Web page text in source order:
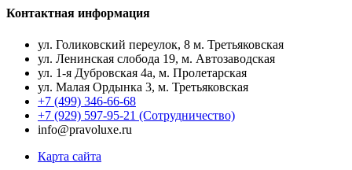
Контактная информация
ул. Голиковский переулок, 8 м. Третьяковская
ул. Ленинская слобода 19, м. Автозаводская
ул. 1-я Дубровская 4а, м. Пролетарская
ул. Малая Ордынка 3, м. Третьяковская
+7 (499) 346-66-68
+7 (929) 597-95-21 (Сотрудничество)
info@pravoluxe.ru
Карта сайта